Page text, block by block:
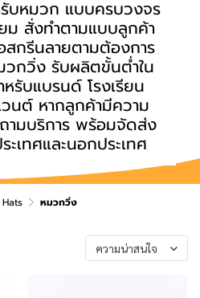
รับหมวก แบบครบวงจร
ม สั่งทำตามแบบลูกค้า
กรีนลายตามต้องการ
วกวิ่ง รับผลิตขั้นต่ำใน
หรับแบรนด์ โรงเรียน
นต์ หากลูกค้ามีความ
ามบริการ พร้อมจัดส่ง
เทศและนอกประเทศ
หมวกวิ่ง
ความน่าสนใจ